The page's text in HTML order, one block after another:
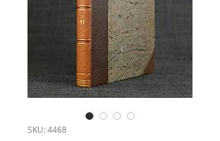
SKU: 4468